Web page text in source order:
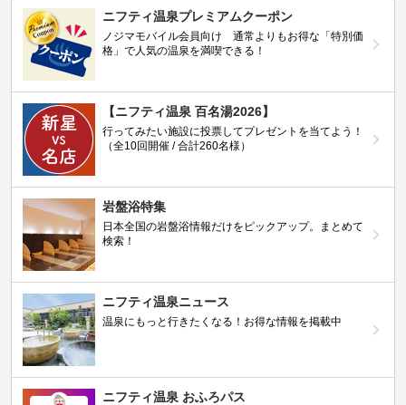
ニフティ温泉プレミアムクーポン
ノジマモバイル会員向け 通常よりもお得な「特別価
格」で人気の温泉を満喫できる！
【ニフティ温泉 百名湯2026】
行ってみたい施設に投票してプレゼントを当てよう！
（全10回開催 / 合計260名様）
岩盤浴特集
日本全国の岩盤浴情報だけをピックアップ。まとめて
検索！
ニフティ温泉ニュース
温泉にもっと行きたくなる！お得な情報を掲載中
ニフティ温泉 おふろパス